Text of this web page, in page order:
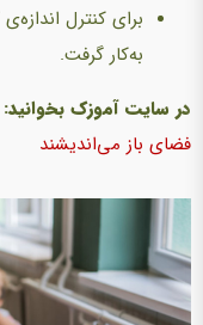
برای كنترل
به‌کار گرفت.
در سایت آموزک بخوانید:
فضای باز می‌اندیشند